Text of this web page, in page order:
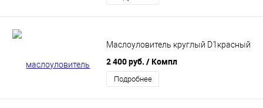
Маслоуловитель круглый D1красный
2 400 руб. / Компл
Подробнее